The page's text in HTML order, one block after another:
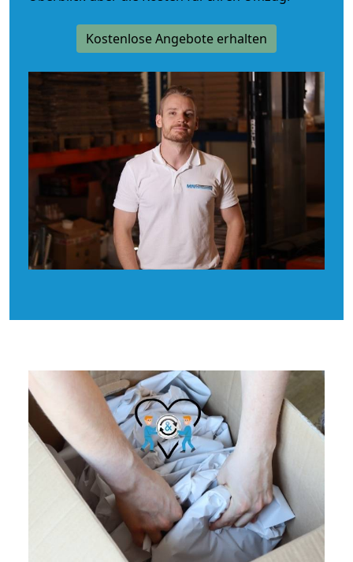
Kostenlose Angebote erhalten